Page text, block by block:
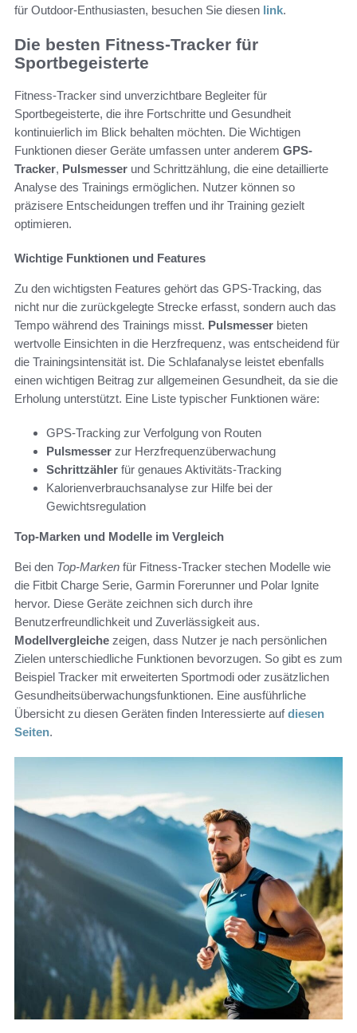
für Outdoor-Enthusiasten, besuchen Sie diesen link.
Die besten Fitness-Tracker für
Sportbegeisterte
Fitness-Tracker sind unverzichtbare Begleiter für
Sportbegeisterte, die ihre Fortschritte und Gesundheit
kontinuierlich im Blick behalten möchten. Die Wichtigen
Funktionen dieser Geräte umfassen unter anderem GPS-
Tracker, Pulsmesser und Schrittzählung, die eine detaillierte
Analyse des Trainings ermöglichen. Nutzer können so
präzisere Entscheidungen treffen und ihr Training gezielt
optimieren.
Wichtige Funktionen und Features
Zu den wichtigsten Features gehört das GPS-Tracking, das
nicht nur die zurückgelegte Strecke erfasst, sondern auch das
Tempo während des Trainings misst. Pulsmesser bieten
wertvolle Einsichten in die Herzfrequenz, was entscheidend für
die Trainingsintensität ist. Die Schlafanalyse leistet ebenfalls
einen wichtigen Beitrag zur allgemeinen Gesundheit, da sie die
Erholung unterstützt. Eine Liste typischer Funktionen wäre:
GPS-Tracking zur Verfolgung von Routen
Pulsmesser zur Herzfrequenzüberwachung
Schrittzähler für genaues Aktivitäts-Tracking
Kalorienverbrauchsanalyse zur Hilfe bei der
Gewichtsregulation
Top-Marken und Modelle im Vergleich
Bei den Top-Marken für Fitness-Tracker stechen Modelle wie
die Fitbit Charge Serie, Garmin Forerunner und Polar Ignite
hervor. Diese Geräte zeichnen sich durch ihre
Benutzerfreundlichkeit und Zuverlässigkeit aus.
Modellvergleiche zeigen, dass Nutzer je nach persönlichen
Zielen unterschiedliche Funktionen bevorzugen. So gibt es zum
Beispiel Tracker mit erweiterten Sportmodi oder zusätzlichen
Gesundheitsüberwachungsfunktionen. Eine ausführliche
Übersicht zu diesen Geräten finden Interessierte aufdiesen
Seiten.